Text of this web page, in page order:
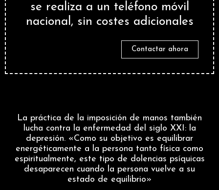
se realiza a un teléfono móvil
nacional, sin costes adicionales
Contactar ahora
La práctica de la imposición de manos también
lucha contra la enfermedad del siglo XXI: la
depresión. «Como su objetivo es equilibrar
energéticamente a la persona tanto física como
espiritualmente, este tipo de dolencias psíquicas
desaparecen cuando la persona vuelve a su
estado de equilibrio»